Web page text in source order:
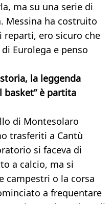
ma su una serie di
Messina ha costruito
ero sicuro che
Eurolega e penso
la leggenda
basket” è partita
di Montesolaro
trasferiti a Cantù
si faceva di
a calcio, ma si
campestri o la corsa
a frequentare